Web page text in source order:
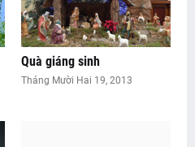
Quà giáng sinh
Tháng Mười Hai 19, 2013